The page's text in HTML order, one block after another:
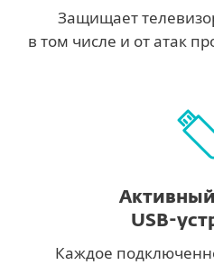
Защищает
в том числе и от атак
USB-
Каждое